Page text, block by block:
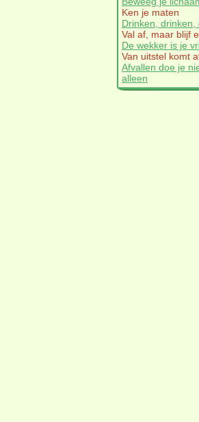
Ken je maten
Drinken, drinken,
Val af, maar blijf
De wekker is je
Van uitstel komt
Afvallen doe je
alleen